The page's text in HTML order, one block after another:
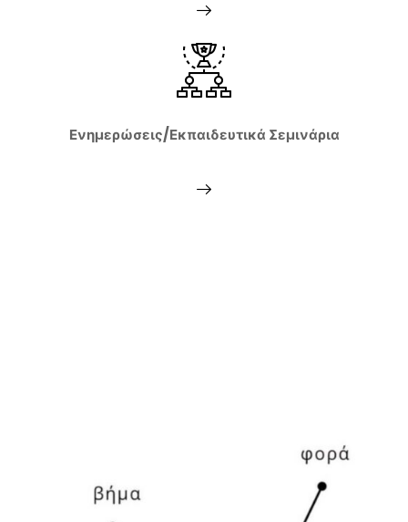
Ενημερώσεις/Εκπαιδευτικά Σεμινάρια